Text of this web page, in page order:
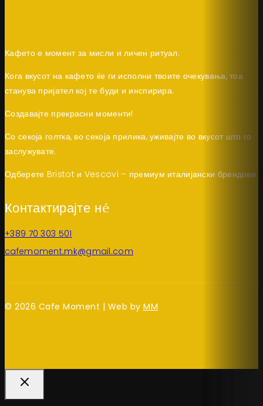
Кафето е момент за мисли и личен ритуал.
Кога вкусот на кафето ќе ги исполни твоите очекувања, тоа
станува пријател кој те буди и инспирира.
Создавајте прекрасни моменти!
Со секоја голтка, во секоја прилика, уживајте во вкусот што го
заслужувате.
Одберете Bristot и Vescovi – премиум италијански брендови.
Контактирајте нé
+389 70 303 501
cafemoment.mk@gmail.com
© 2026 Cafe Moment | Web by MM